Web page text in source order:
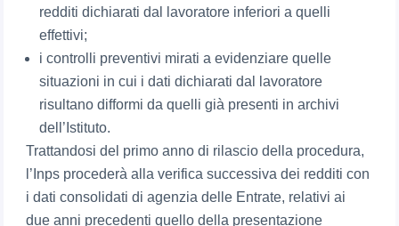
redditi dichiarati dal lavoratore inferiori a quelli
effettivi;
i controlli preventivi mirati a evidenziare quelle
situazioni in cui i dati dichiarati dal lavoratore
risultano difformi da quelli già presenti in archivi
dell’Istituto.
Trattandosi del primo anno di rilascio della procedura,
l’Inps procederà alla verifica successiva dei redditi con
i dati consolidati di agenzia delle Entrate, relativi ai
due anni precedenti quello della presentazione